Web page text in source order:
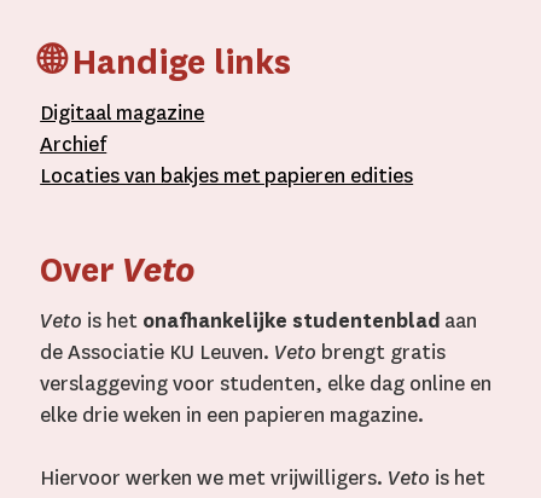
🌐 Handige links
Digitaal magazine
Archief
Locaties van bakjes metpapieren edities
Over Veto
Veto is het onafhankelijke studentenblad aan
de Associatie KU Leuven. Veto brengt gratis
verslaggeving voor studenten, elke dag online en
elke drie weken in een papieren magazine.
Hiervoor werken we met vrijwilligers. Veto is het